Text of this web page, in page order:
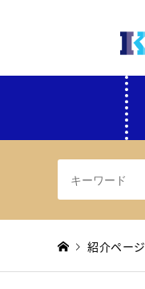
紹介ページ